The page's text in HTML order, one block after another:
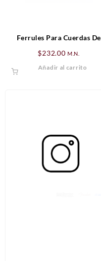
Ferrules Para Cuerdas De
$232.00 M.N.
Añadir al carrito